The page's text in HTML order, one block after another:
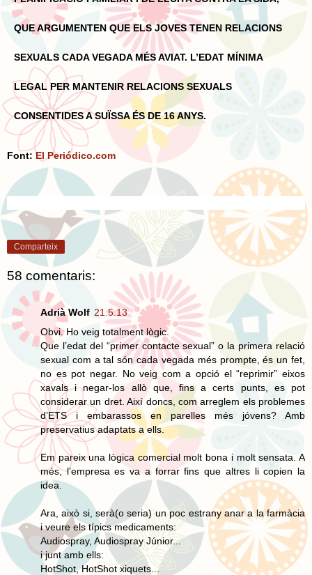
QUE ARGUMENTEN QUE ELS JOVES TENEN RELACIONS
SEXUALS CADA VEGADA MÉS AVIAT. L’EDAT MÍNIMA
LEGAL PER MANTENIR RELACIONS SEXUALS
CONSENTIDES A SUÏSSA ÉS DE 16 ANYS.
Font:El Periódico.com
Comparteix
58 comentaris:
Adrià Wolf 21.5.13
Obvi. Ho veig totalment lògic.
Que l’edat del “primer contacte sexual” o la primera relació
sexual com a tal són cada vegada més prompte, és un fet,
no es pot negar. No veig com a opció el “reprimir” eixos
xavals i negar-los allò que, fins a certs punts, es pot
considerar un dret. Així doncs, com arreglem els problemes
d’ETS i embarassos en parelles més jóvens? Amb
preservatius adaptats a ells.
Em pareix una lògica comercial molt bona i molt sensata. A
més, l’empresa es va a forrar fins que altres li copien la
idea.
Ara, això si, serà(o seria) un poc estrany anar a la farmàcia
i veure els típics medicaments:
Audiospray, Audiospray Júnior...
i junt amb ells:
HotShot, HotShot xiquets...